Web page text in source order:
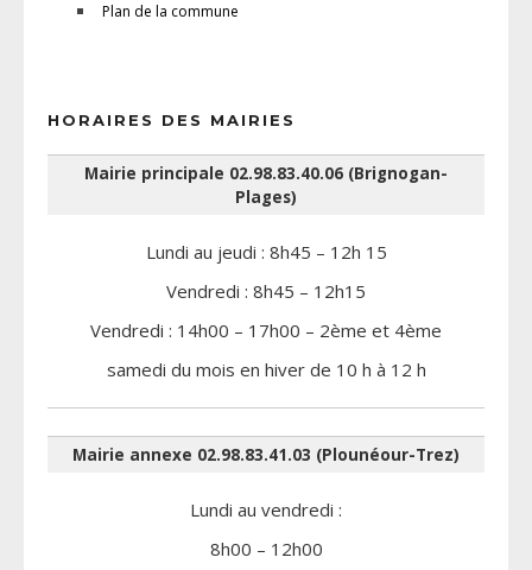
Plan de la commune
HORAIRES DES MAIRIES
Mairie principale 02.98.83.40.06 (Brignogan-
Plages)
Lundi au jeudi : 8h45 – 12h 15
Vendredi : 8h45 – 12h15
Vendredi : 14h00 – 17h00 – 2ème et 4ème
samedi du mois en hiver de 10 h à 12 h
Mairie annexe 02.98.83.41.03 (Plounéour-Trez)
Lundi au vendredi :
8h00 – 12h00